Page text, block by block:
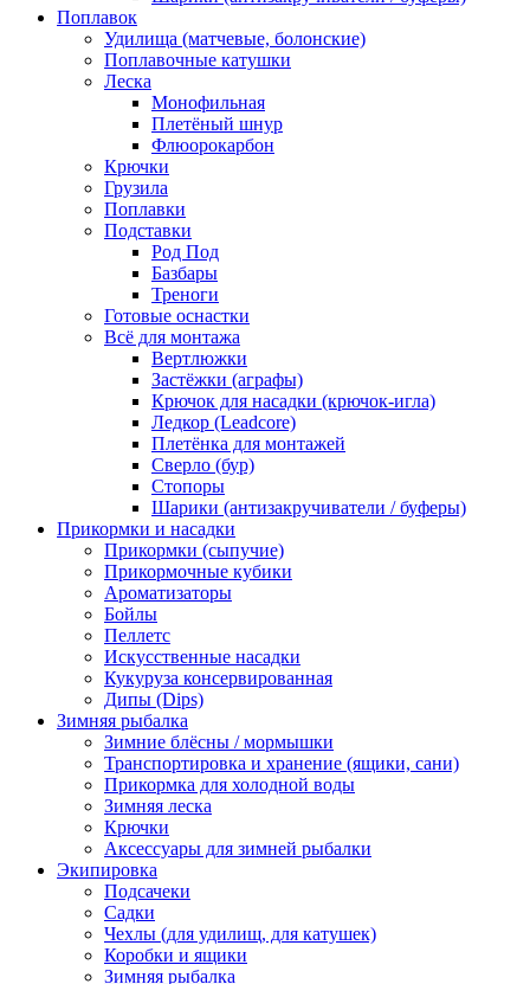
Поплавок
Удилища (матчевые, болонские)
Поплавочные катушки
Леска
Монофильная
Плетёный шнур
Флюорокарбон
Крючки
Грузила
Поплавки
Подставки
Род Под
Базбары
Треноги
Готовые оснастки
Всё для монтажа
Вертлюжки
Застёжки (аграфы)
Крючок для насадки (крючок-игла)
Ледкор (Leadcore)
Плетёнка для монтажей
Сверло (бур)
Стопоры
Шарики (антизакручиватели / буферы)
Прикормки и насадки
Прикормки (сыпучие)
Прикормочные кубики
Ароматизаторы
Бойлы
Пеллетс
Искусственные насадки
Кукуруза консервированная
Дипы (Dips)
Зимняя рыбалка
Зимние блёсны / мормышки
Транспортировка и хранение (ящики, сани)
Прикормка для холодной воды
Зимняя леска
Крючки
Аксессуары для зимней рыбалки
Экипировка
Подсачеки
Садки
Чехлы (для удилищ, для катушек)
Коробки и ящики
Зимняя рыбалка